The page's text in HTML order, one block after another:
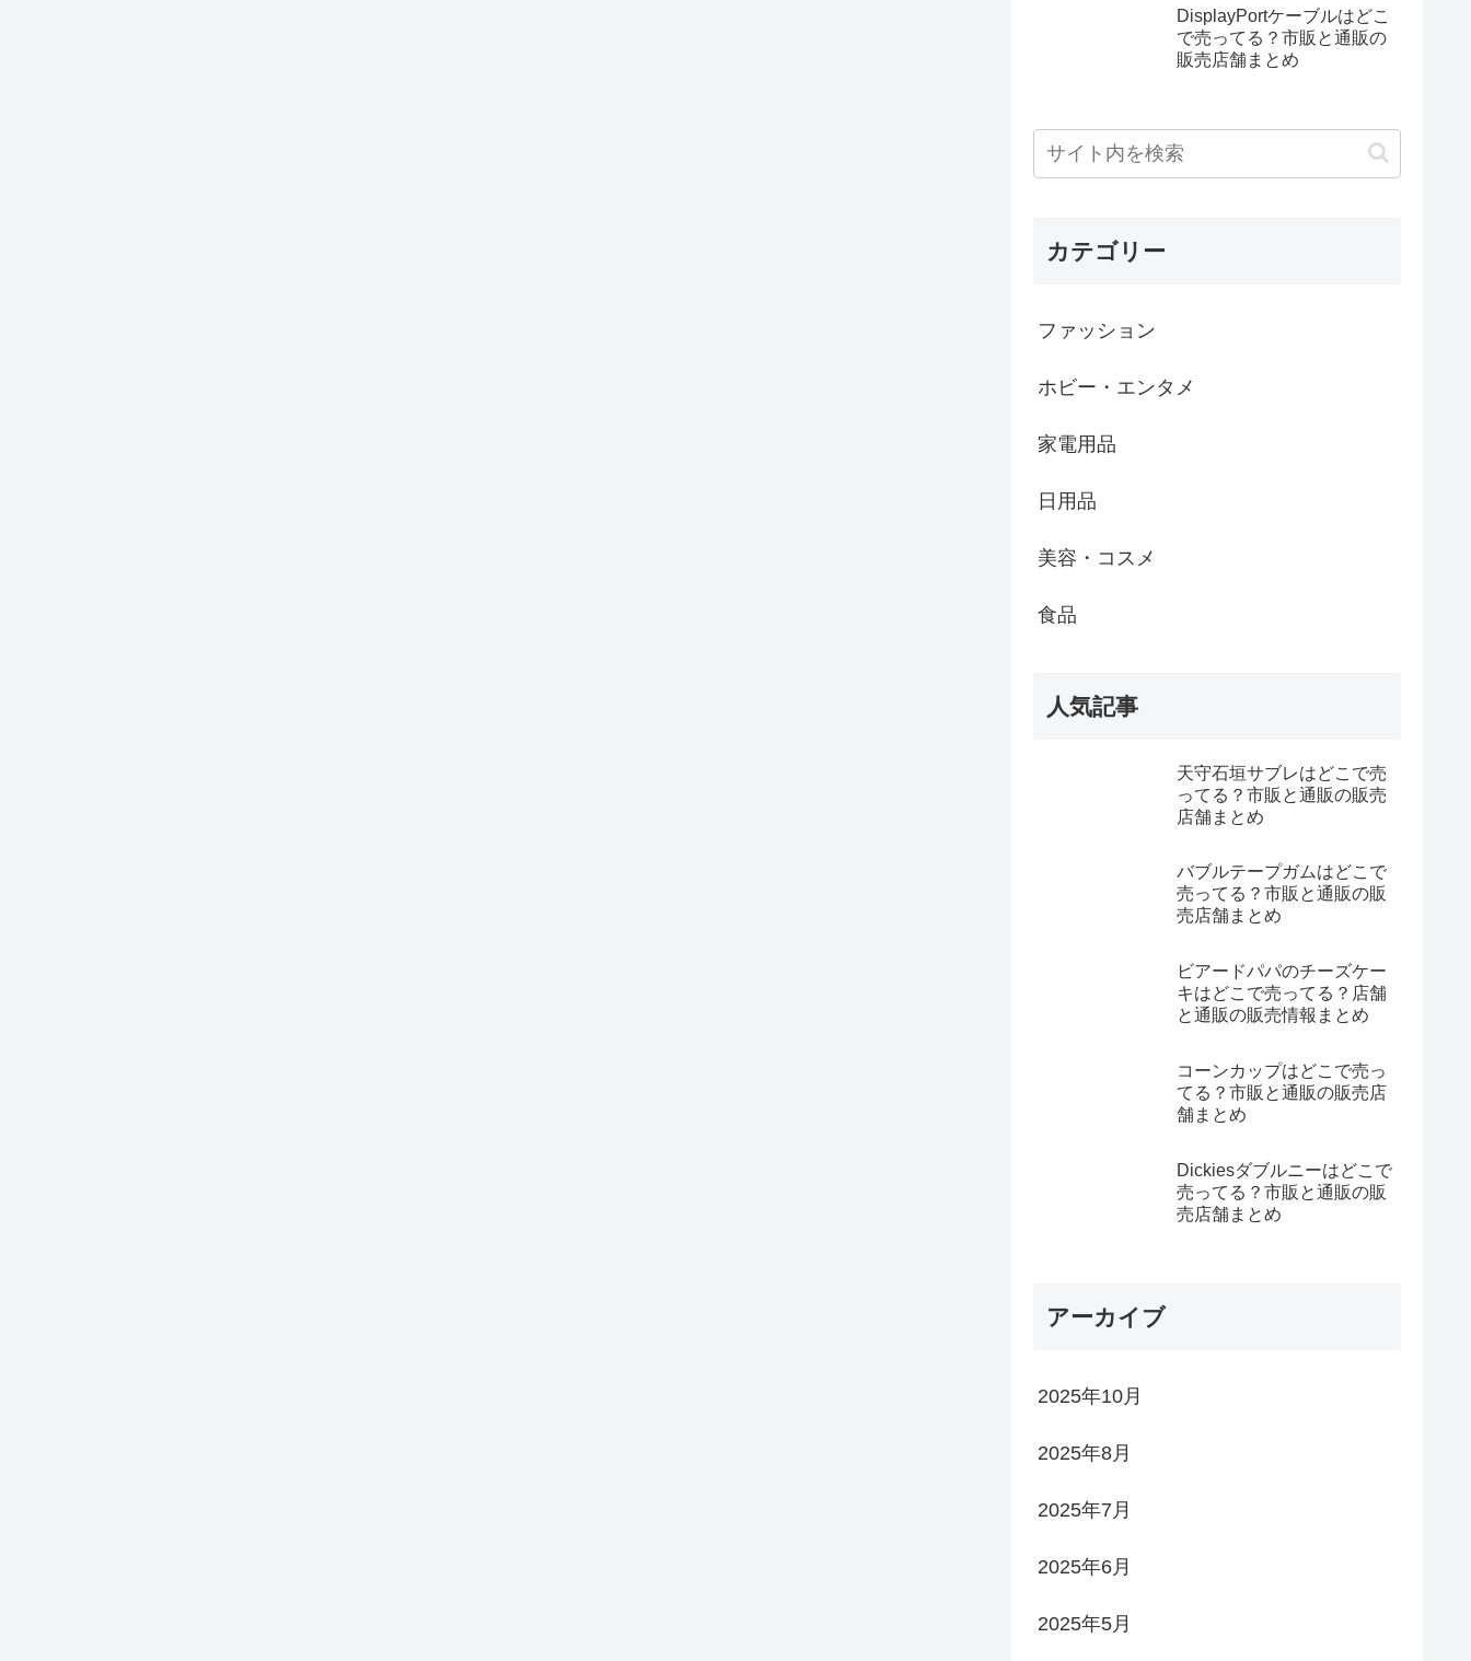
DisplayPortケーブルはどこ
で売ってる？市販と通販の
販売店舗まとめ
カテゴリー
ファッション
ホビー・エンタメ
家電用品
日用品
美容・コスメ
食品
人気記事
天守石垣サブレはどこで売
ってる？市販と通販の販売
店舗まとめ
バブルテープガムはどこで
売ってる？市販と通販の販
売店舗まとめ
ビアードパパのチーズケー
キはどこで売ってる？店舗
と通販の販売情報まとめ
コーンカップはどこで売っ
てる？市販と通販の販売店
舗まとめ
Dickiesダブルニーはどこで
売ってる？市販と通販の販
売店舗まとめ
アーカイブ
2025年10月
2025年8月
2025年7月
2025年6月
2025年5月